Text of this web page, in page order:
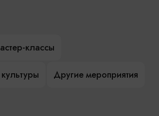
классы
Другие мероприятия